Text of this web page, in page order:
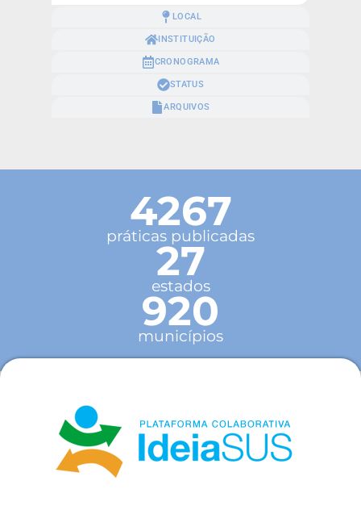
LOCAL
INSTITUIÇÃO
CRONOGRAMA
STATUS
ARQUIVOS
4267
práticas publicadas
27
estados
920
municípios